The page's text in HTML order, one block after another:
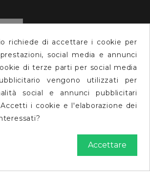
Instagram
S..r.l. Via Monte San Michele 26
richiede di accettare i cookie per
social media e annunci
di terze parti per social media
vengono utilizzati per
social e annunci pubblicitari
i cookie e l'elaborazione dei
Accettare